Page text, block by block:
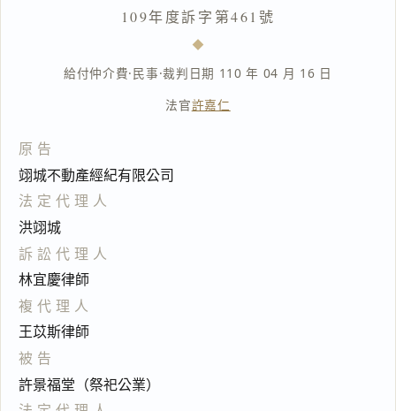
109年度訴字第461號
給付仲介費·民事·裁判日期 110 年 04 月 16 日
法官許嘉仁
原告
翊城不動產經紀有限公司
法定代理人
洪翊城
訴訟代理人
林宜慶律師
複代理人
王苡斯律師
被告
許景福堂（祭祀公業）